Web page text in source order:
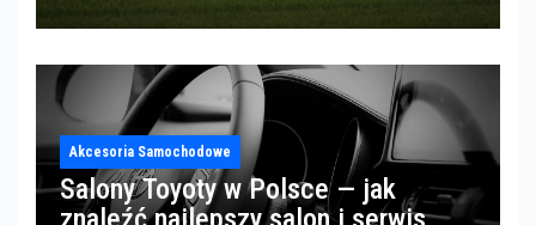
Akcesoria Samochodowe
Salony Toyoty w Polsce — jak